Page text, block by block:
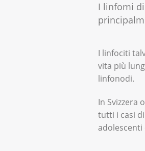
I linfomi
I linfociti
vita più
linfonodi.
In Svizzera
tutti i casi
adolescenti